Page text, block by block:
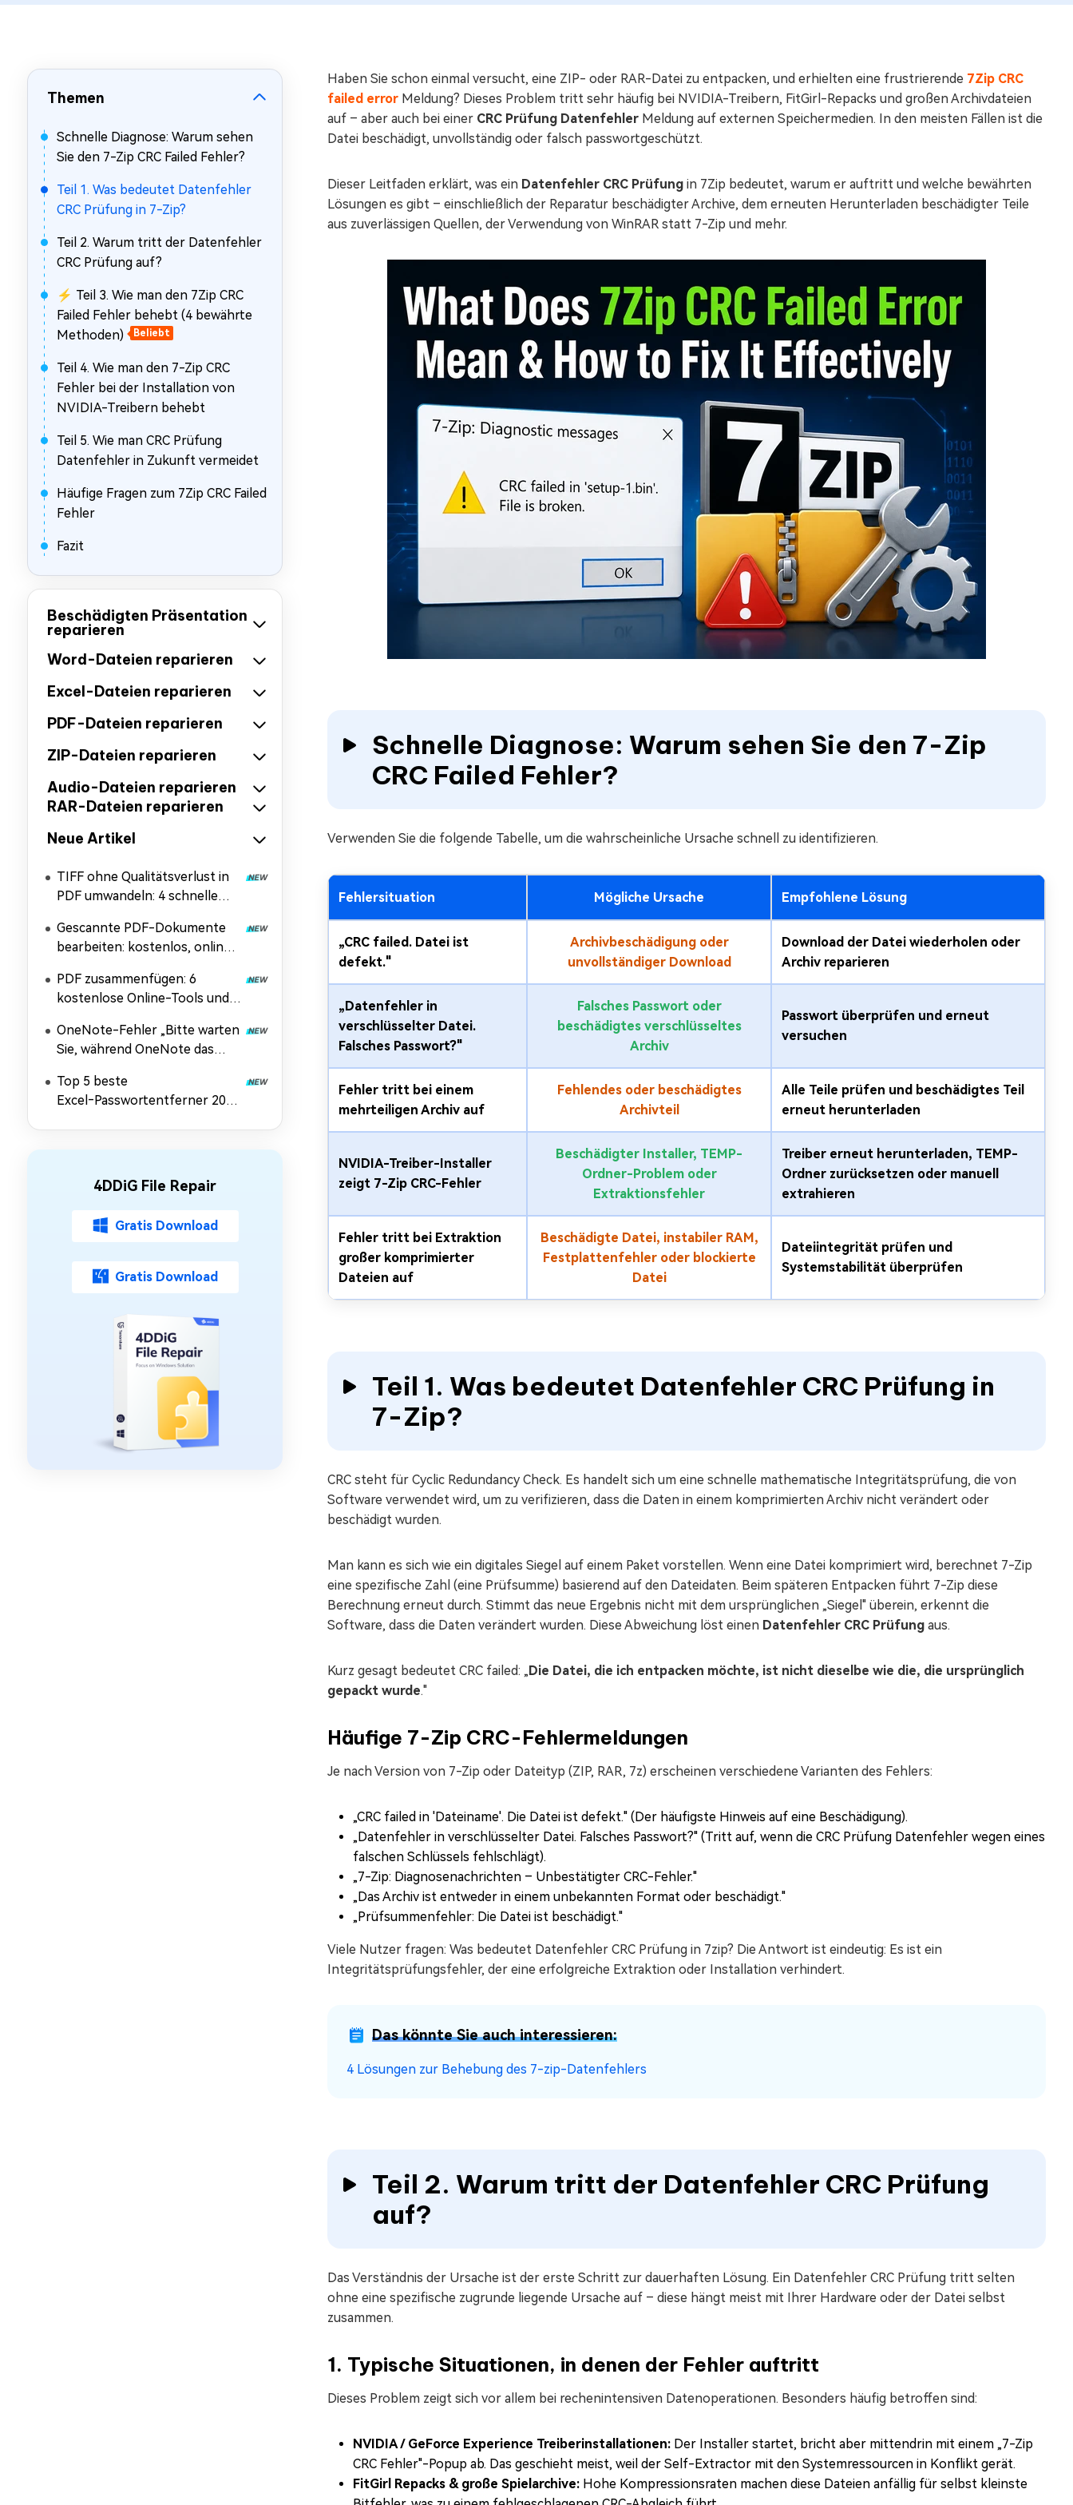
Mac Boot Genius
Themen
Schnelle Diagnose: Warum sehen
Sie den 7-Zip CRC Failed Fehler?
Teil 1. Was bedeutet Datenfehler
CRC Prüfung in 7-Zip?
Teil 2. Warum tritt der Datenfehler
CRC Prüfung auf?
⚡ Teil 3. Wie man den 7Zip CRC
Failed Fehler behebt (4 bewährte
Methoden)
Beliebt
Teil 4. Wie man den 7-Zip CRC
Fehler bei der Installation von
NVIDIA-Treibern behebt
Teil 5. Wie man CRC Prüfung
Datenfehler in Zukunft vermeidet
Häufige Fragen zum 7Zip CRC Failed
Fehler
Fazit
Beschädigten Präsentation
reparieren
Word-Dateien reparieren
Excel-Dateien reparieren
PDF-Dateien reparieren
ZIP-Dateien reparieren
Audio-Dateien reparieren
RAR-Dateien reparieren
Neue Artikel
TIFF ohne Qualitätsverlust in
PDF umwandeln: 4 schnelle
Gescannte PDF-Dokumente
bearbeiten: kostenlos, online
PDF zusammenfügen: 6
kostenlose Online-Tools und
OneNote-Fehler „Bitte warten
Sie, während OneNote das
[Anleitung 2026]
Top 5 beste
Excel‑Passwortentferner 2026
4DDiG File Repair
Gratis Download
Gratis Download
Haben Sie schon einmal versucht, eine ZIP- oder RAR-Datei zu entpacken, und erhielten eine frustrierende 7Zip CRC
failed error Meldung? Dieses Problem tritt sehr häufig bei NVIDIA-Treibern, FitGirl-Repacks und großen Archivdateien
auf – aber auch bei einer CRC Prüfung Datenfehler Meldung auf externen Speichermedien. In den meisten Fällen ist die
Datei beschädigt, unvollständig oder falsch passwortgeschützt.
Dieser Leitfaden erklärt, was ein Datenfehler CRC Prüfung in 7Zip bedeutet, warum er auftritt und welche bewährten
Lösungen es gibt – einschließlich der Reparatur beschädigter Archive, dem erneuten Herunterladen beschädigter Teile
aus zuverlässigen Quellen, der Verwendung von WinRAR statt 7-Zip und mehr.
Schnelle Diagnose: Warum sehen Sie den 7-Zip
CRC Failed Fehler?
Verwenden Sie die folgende Tabelle, um die wahrscheinliche Ursache schnell zu identifizieren.
Fehlersituation Mögliche Ursache Empfohlene Lösung
„CRC failed. Datei ist
defekt."
Archivbeschädigung oder
unvollständiger Download
Download der Datei wiederholen oder
Archiv reparieren
„Datenfehler in
verschlüsselter Datei.
Falsches Passwort?"
Falsches Passwort oder
beschädigtes verschlüsseltes
Archiv
Passwort überprüfen und erneut
versuchen
Fehler tritt bei einem
mehrteiligen Archiv auf
Fehlendes oder beschädigtes
Archivteil
Alle Teile prüfen und beschädigtes Teil
erneut herunterladen
NVIDIA-Treiber-Installer
zeigt 7-Zip CRC-Fehler
Beschädigter Installer, TEMP-
Ordner-Problem oder
Extraktionsfehler
Treiber erneut herunterladen, TEMP-
Ordner zurücksetzen oder manuell
extrahieren
Fehler tritt bei Extraktion
großer komprimierter
Dateien auf
Beschädigte Datei, instabiler RAM,
Festplattenfehler oder blockierte
Datei
Dateiintegrität prüfen und
Systemstabilität überprüfen
Teil 1. Was bedeutet Datenfehler CRC Prüfung in
7-Zip?
CRC steht für Cyclic Redundancy Check. Es handelt sich um eine schnelle mathematische Integritätsprüfung, die von
Software verwendet wird, um zu verifizieren, dass die Daten in einem komprimierten Archiv nicht verändert oder
beschädigt wurden.
Man kann es sich wie ein digitales Siegel auf einem Paket vorstellen. Wenn eine Datei komprimiert wird, berechnet 7-Zip
eine spezifische Zahl (eine Prüfsumme) basierend auf den Dateidaten. Beim späteren Entpacken führt 7-Zip diese
Berechnung erneut durch. Stimmt das neue Ergebnis nicht mit dem ursprünglichen „Siegel" überein, erkennt die
Software, dass die Daten verändert wurden. Diese Abweichung löst einen Datenfehler CRC Prüfung aus.
Kurz gesagt bedeutet CRC failed: „Die Datei, die ich entpacken möchte, ist nicht dieselbe wie die, die ursprünglich
gepackt wurde."
Häufige 7-Zip CRC-Fehlermeldungen
Je nach Version von 7-Zip oder Dateityp (ZIP, RAR, 7z) erscheinen verschiedene Varianten des Fehlers:
„CRC failed in 'Dateiname'. Die Datei ist defekt." (Der häufigste Hinweis auf eine Beschädigung).
„Datenfehler in verschlüsselter Datei. Falsches Passwort?" (Tritt auf, wenn die CRC Prüfung Datenfehler wegen eines
falschen Schlüssels fehlschlägt).
„7-Zip: Diagnosenachrichten – Unbestätigter CRC-Fehler."
„Das Archiv ist entweder in einem unbekannten Format oder beschädigt."
„Prüfsummenfehler: Die Datei ist beschädigt."
Viele Nutzer fragen: Was bedeutet Datenfehler CRC Prüfung in 7zip? Die Antwort ist eindeutig: Es ist ein
Integritätsprüfungsfehler, der eine erfolgreiche Extraktion oder Installation verhindert.
Das könnte Sie auch interessieren:
4 Lösungen zur Behebung des 7-zip-Datenfehlers
Teil 2. Warum tritt der Datenfehler CRC Prüfung
auf?
Das Verständnis der Ursache ist der erste Schritt zur dauerhaften Lösung. Ein Datenfehler CRC Prüfung tritt selten
ohne eine spezifische zugrunde liegende Ursache auf – diese hängt meist mit Ihrer Hardware oder der Datei selbst
zusammen.
1. Typische Situationen, in denen der Fehler auftritt
Dieses Problem zeigt sich vor allem bei rechenintensiven Datenoperationen. Besonders häufig betroffen sind:
NVIDIA / GeForce Experience Treiberinstallationen: Der Installer startet, bricht aber mittendrin mit einem „7-Zip
CRC Fehler"-Popup ab. Das geschieht meist, weil der Self-Extractor mit den Systemressourcen in Konflikt gerät.
FitGirl Repacks & große Spielarchive: Hohe Kompressionsraten machen diese Dateien anfällig für selbst kleinste